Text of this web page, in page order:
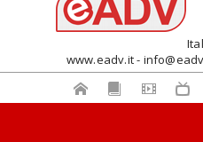
www.eadv.it -